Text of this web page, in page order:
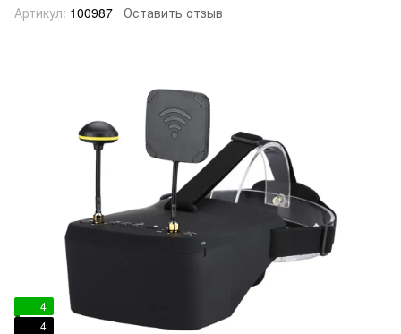
Артикул: 100987 Оставить отзыв
4
4